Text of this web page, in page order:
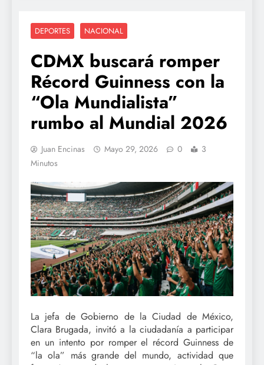
DEPORTES NACIONAL
CDMX buscará romper
Récord Guinness con la
“Ola Mundialista”
rumbo al Mundial 2026
Juan Encinas Mayo 29, 2026 0
3
Minutos
La jefa de Gobierno de la Ciudad de México,
Clara Brugada, invitó a la ciudadanía a participar
en un intento por romper el récord Guinness de
“la ola” más grande del mundo, actividad que